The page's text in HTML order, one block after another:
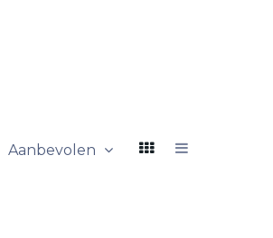
Aanbevolen